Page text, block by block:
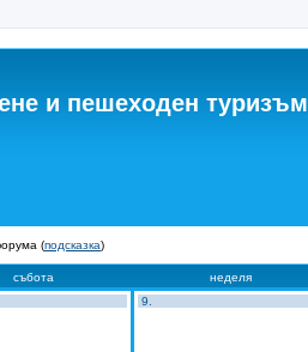
и пешеходен туризъм
(подсказка)
събота неделя
9.